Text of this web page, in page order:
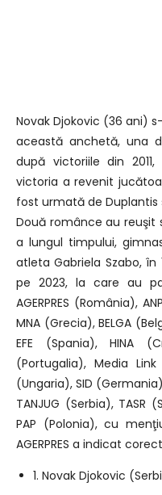
Novak Djokovic (36 ani)
această anchetă, una
după victoriile din 2011,
victoria a revenit
fost urmată de Duplantis
Două românce au
a lungul timpului,
atleta Gabriela Szabo, în
pe 2023, la care au
AGERPRES (România),
MNA (Grecia), BELGA
EFE (Spania), HINA
(Portugalia), Media
(Ungaria), SID
TANJUG (Serbia), TASR
PAP (Polonia), cu
AGERPRES a indicat
1. Novak Djokovic